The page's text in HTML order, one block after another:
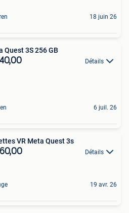
18 juin 26
Quest 3S 256 GB
Détails
6 juil. 26
VR Meta Quest 3s
Détails
19 avr. 26